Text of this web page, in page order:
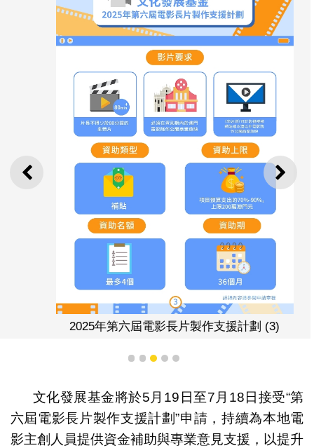
上一則 下一
2025年第六屆電影長片製作支援計劃 (3)
1 2 3 4 5
文化發展基金將於5月19日至7月18日接受“第
六屆電影長片製作支援計劃”申請，持續為本地電
影主創人員提供資金補助與專業意見支援，以提升